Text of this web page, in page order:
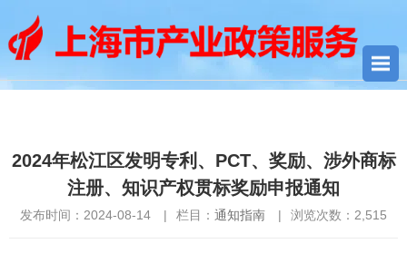
2024年松江区发明专利、PCT、奖励、涉外商标
注册、知识产权贯标奖励申报通知
发布时间：2024-08-14 | 栏目： 通知指南 | 浏览次数： 2,515